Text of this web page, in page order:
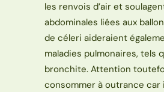
les renvois d’air et
abdominales liées aux
de céleri aideraient
maladies pulmonaires, tels
bronchite. Attention
consommer à outrance